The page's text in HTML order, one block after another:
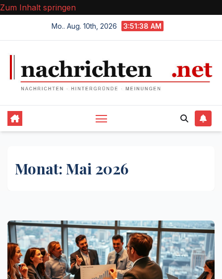
Zum Inhalt springen
Mo.. Aug. 10th, 2026 3:51:39 AM
Monat: Mai 2026